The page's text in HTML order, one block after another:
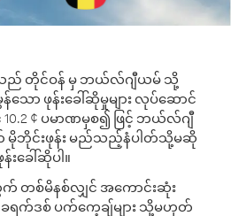
င်သည် တိုင်ဝန် မှ ဘယ်လ်ဂျီယမ် သို့
ော ဖုန်းခေါ်ဆိုမှုများ လုပ်ဆောင်
¢ ပမာဏမှစ၍ ဖြင့် ဘယ်လ်ဂျီ
မိုဘိုင်းဖုန်း မည်သည့်နံပါတ်သို့မဆို
န်းခေါ်ဆိုပါ။
စ်မိနစ်လျှင် အကောင်းဆုံး
ခရက်ဒစ် ပက်ကေ့ချ်များ သို့မဟုတ်